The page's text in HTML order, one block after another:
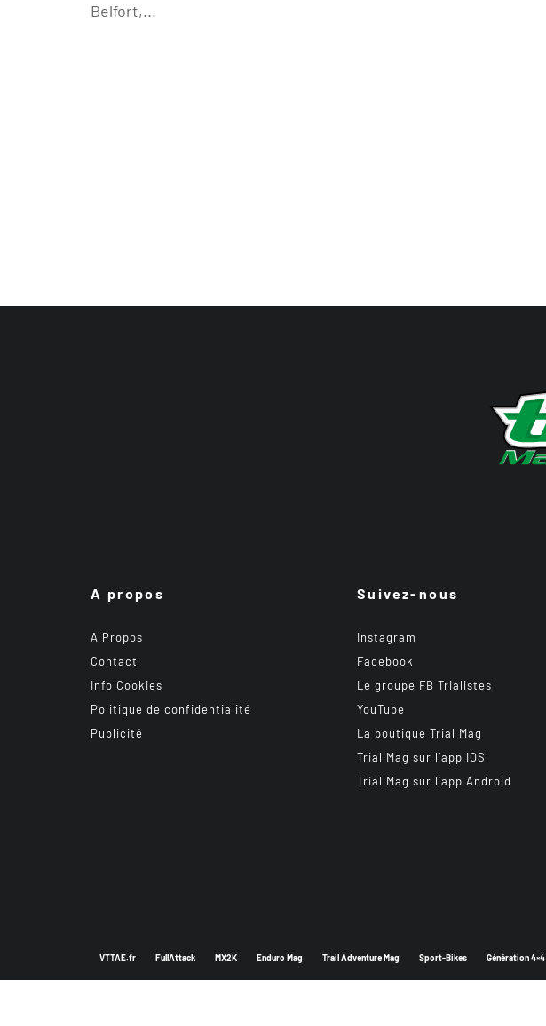
Belfort,...
A propos
A Propos
Contact
Info Cookies
Politique de confidentialité
Publicité
Suivez-nous
Instagram
Facebook
Le groupe FB Trialistes
YouTube
La boutique Trial Mag
Trial Mag sur l’app IOS
Trial Mag sur l’app Android
VTTAE.fr FullAttack MX2K Enduro Mag Trail Adventure Mag Sport-Bikes Génération 4×4